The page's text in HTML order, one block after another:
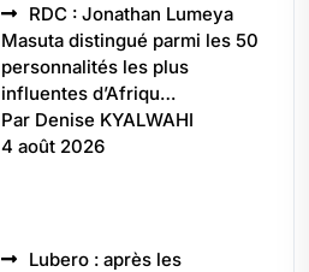
RDC : Jonathan Lumeya
Masuta distingué parmi les 50
personnalités les plus
influentes d’Afriqu…
Par Denise KYALWAHI
4 août 2026
Lubero : après les